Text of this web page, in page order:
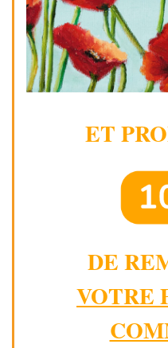
ET
DE
VOTRE